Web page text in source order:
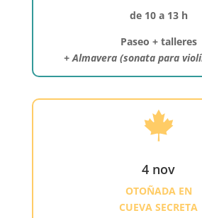
de 10 a 13 h
Paseo + talleres
+ Almavera (sonata para

4 nov
OTOÑADA EN
CUEVA SECRETA